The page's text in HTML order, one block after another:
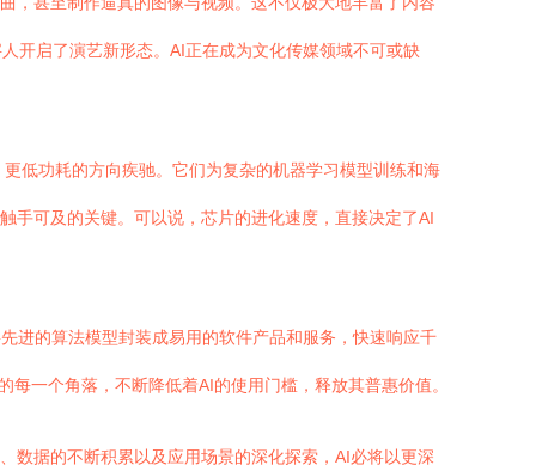
开启了演艺新形态。AI正在成为文化传媒领域不可或缺
低功耗的方向疾驰。它们为复杂的机器学习模型训练和海
手可及的关键。可以说，芯片的进化速度，直接决定了AI
进的算法模型封装成易用的软件产品和服务，快速响应千
一个角落，不断降低着AI的使用门槛，释放其普惠价值。
数据的不断积累以及应用场景的深化探索，AI必将以更深